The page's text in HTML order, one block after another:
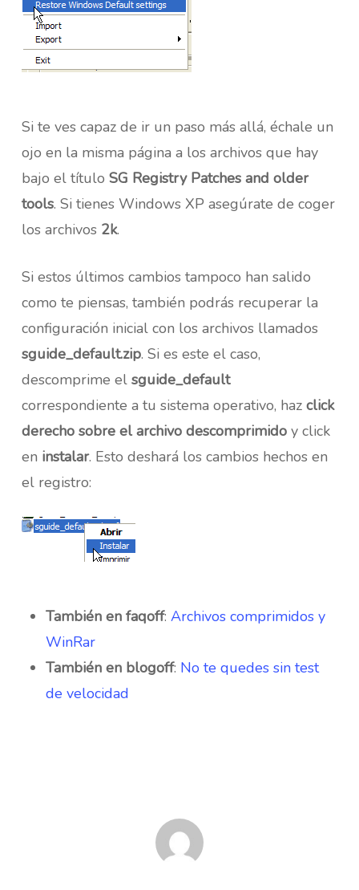
Si te ves capaz de ir un paso más allá, échale un
ojo en la misma página a los archivos que hay
bajo el título SG Registry Patches and older
tools. Si tienes Windows XP asegúrate de coger
los archivos 2k.
Si estos últimos cambios tampoco han salido
como te piensas, también podrás recuperar la
configuración inicial con los archivos llamados
sguide_default.zip. Si es este el caso,
descomprime el sguide_default
correspondiente a tu sistema operativo, haz click
derecho sobre el archivo descomprimidoy click
en instalar. Esto deshará los cambios hechos en
el registro:
También en faqoff: Archivos comprimidos y
WinRar
También en blogoff: No te quedes sin test
de velocidad